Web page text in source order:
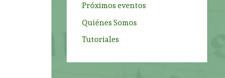
Próximos eventos
Quiénes Somos
Tutoriales